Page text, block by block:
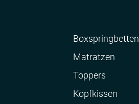
Boxspringbetten
Matratzen
Toppers
Kopfkissen